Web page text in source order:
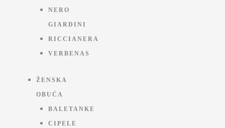
NERO
GIARDINI
RICCIANERA
VERBENAS
ŽENSKA
OBUĆA
BALETANKE
CIPELE